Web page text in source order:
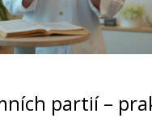
partií –